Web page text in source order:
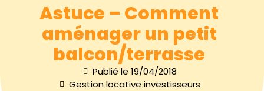
Astuce – Comment
aménager un petit
balcon/terrasse
Publié le 19/04/2018
Gestion locative investisseurs